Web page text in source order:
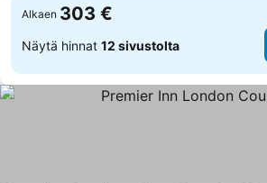
Alkaen 303 €
Näytä hinnat 12 sivustolta